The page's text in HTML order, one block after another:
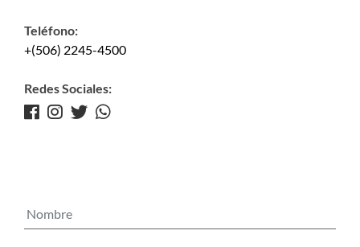
Teléfono:
+(506) 2245-4500
Redes Sociales: